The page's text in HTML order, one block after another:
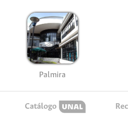
Palmira
Catálogo